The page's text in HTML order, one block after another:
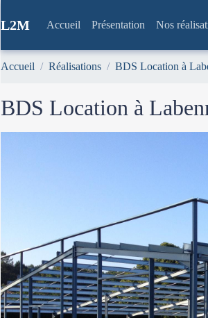
L2M Accueil Présentation Nos
Accueil Réalisations BDS Location à
BDS Location à